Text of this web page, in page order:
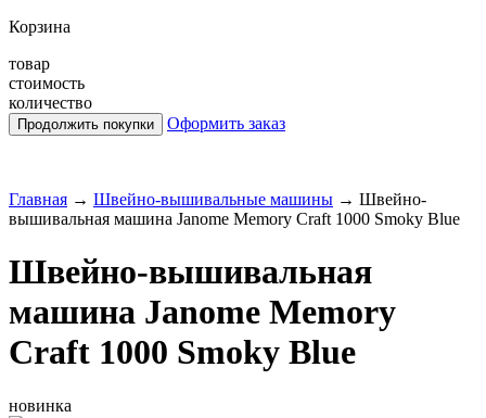
Корзина
товар
стоимость
количество
Оформить заказ
Главная → Швейно-вышивальные машины → Швейно-
вышивальная машина Janome Memory Craft 1000 Smoky Blue
Швейно-вышивальная
машина Janome Memory
Craft 1000 Smoky Blue
новинка